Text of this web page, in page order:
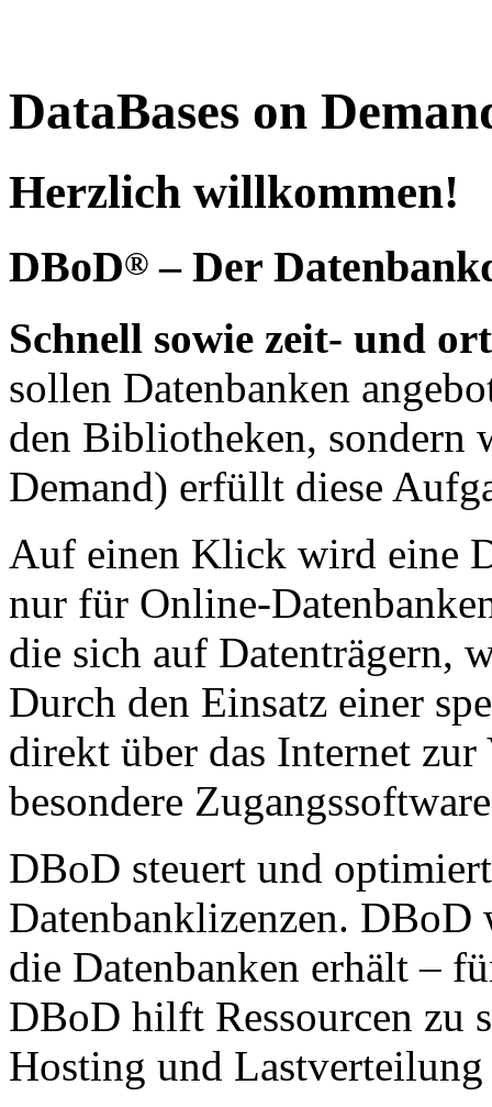
DataBases on
Herzlich willkommen!
DBoD® – Der
Schnell sowie zeit- und
sollen Datenbanken
den Bibliotheken, sondern
Demand) erfüllt diese
Auf einen Klick wird eine
nur für Online-
die sich auf Datenträgern,
Durch den Einsatz einer
direkt über das Internet
besondere
DBoD steuert und
Datenbanklizenzen.
die Datenbanken erhält –
DBoD hilft Ressourcen zu
Hosting und